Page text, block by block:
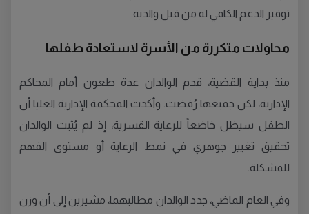
توفير الدعم الكافي له من قبل والديه.
محاولات متكررة من الأسرة لاستعادة طفلها
منذ بداية القضية، قدم الوالدان عدة طعون أمام المحاكم
الإدارية، لكن جميعها رُفضت. وأكدت المحكمة الإدارية العليا أن
الطفل سيظل خاضعاً للرعاية القسرية، إذ لم يُثبت الوالدان
تحقيق تغيير جوهري في نمط الرعاية أو مستوى الفهم
للمشكلة.
وفي العام الماضي، جدد الوالدان مطالبهما، مشيرين إلى أن وزن